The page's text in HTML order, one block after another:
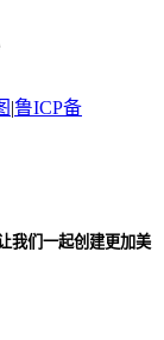
|鲁ICP备
我们一起创建更加美